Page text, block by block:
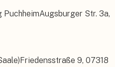
PuchheimAugsburger Str. 3a,
Friedensstraße 9, 07318